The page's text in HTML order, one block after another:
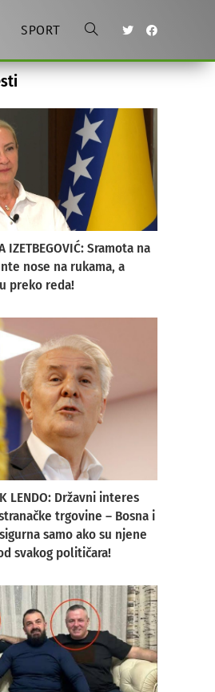
SPORT Toggle
search
IZETBEGOVIĆ: Sramota na
nose na rukama, a
preko reda!
LENDO: Državni interes
trgovine – Bosna i
samo ako su njene
svakog političara!